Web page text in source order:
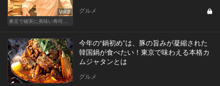
Vol.2
東京で確実に美味い寿司はここだ！
グルメ
今年の“鍋初め”は、豚の旨みが凝縮された
韓国鍋が食べたい！東京で味わえる本格カ
ムジャタンとは
グルメ